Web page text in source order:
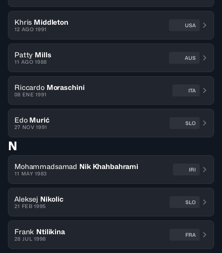
Khris Middleton
12 AGO 1991
USA
Patty Mills
11 AGO 1988
AUS
Riccardo Moraschini
08 ENE 1991
ITA
Edo Murić
27 NOV 1991
SLO
N
Mohammadsamad Nik Khahbahrami
11 MAY 1983
IRI
Aleksej Nikolic
21 FEB 1995
SLO
Frank Ntilikina
28 JUL 1998
FRA